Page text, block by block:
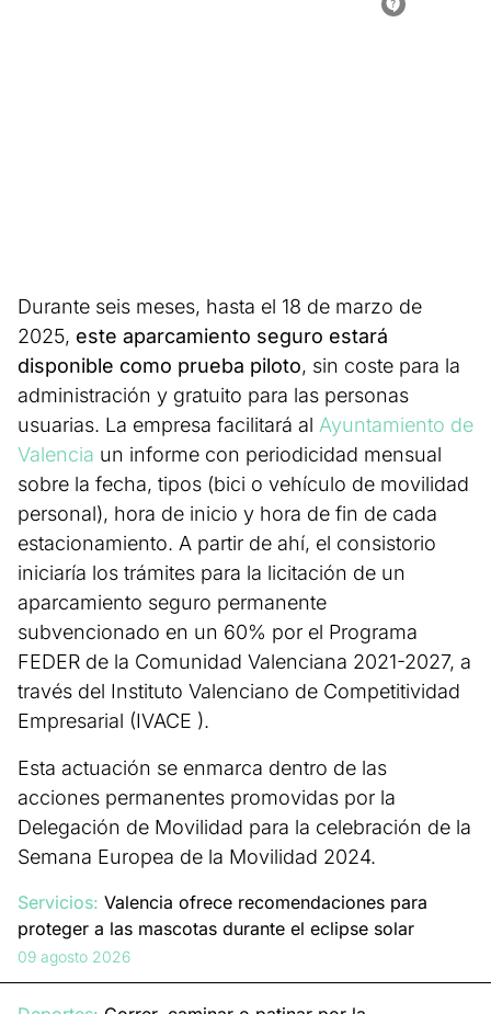
Durante seis meses, hasta el 18 de marzo de
2025, este aparcamiento seguro estará
disponible como prueba piloto, sin coste para la
administración y gratuito para las personas
usuarias. La empresa facilitará al Ayuntamiento de
Valencia un informe con periodicidad mensual
sobre la fecha, tipos (bici o vehículo de movilidad
personal), hora de inicio y hora de fin de cada
estacionamiento. A partir de ahí, el consistorio
iniciaría los trámites para la licitación de un
aparcamiento seguro permanente
subvencionado en un 60% por el Programa
FEDER de la Comunidad Valenciana 2021-2027, a
través del Instituto Valenciano de Competitividad
Empresarial (IVACE ).
Esta actuación se enmarca dentro de las
acciones permanentes promovidas por la
Delegación de Movilidad para la celebración de la
Semana Europea de la Movilidad 2024.
Servicios: Valencia ofrece recomendaciones para
proteger a las mascotas durante el eclipse solar
09 agosto 2026